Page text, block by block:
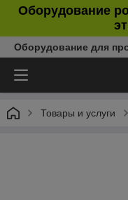
Оборудование
Оборудование для
Товары и услуги